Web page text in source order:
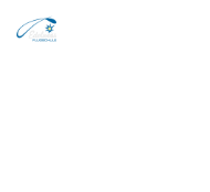
Zum Inhalt springen